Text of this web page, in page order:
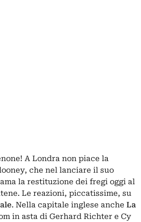
A Londra non piace la
che nel lanciare il suo
la restituzione dei fregi oggi al
Le reazioni, piccatissime, su
. Nella capitale inglese anche La
in asta di Gerhard Richter e Cy